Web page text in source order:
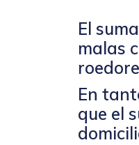
El
malas
En
que el